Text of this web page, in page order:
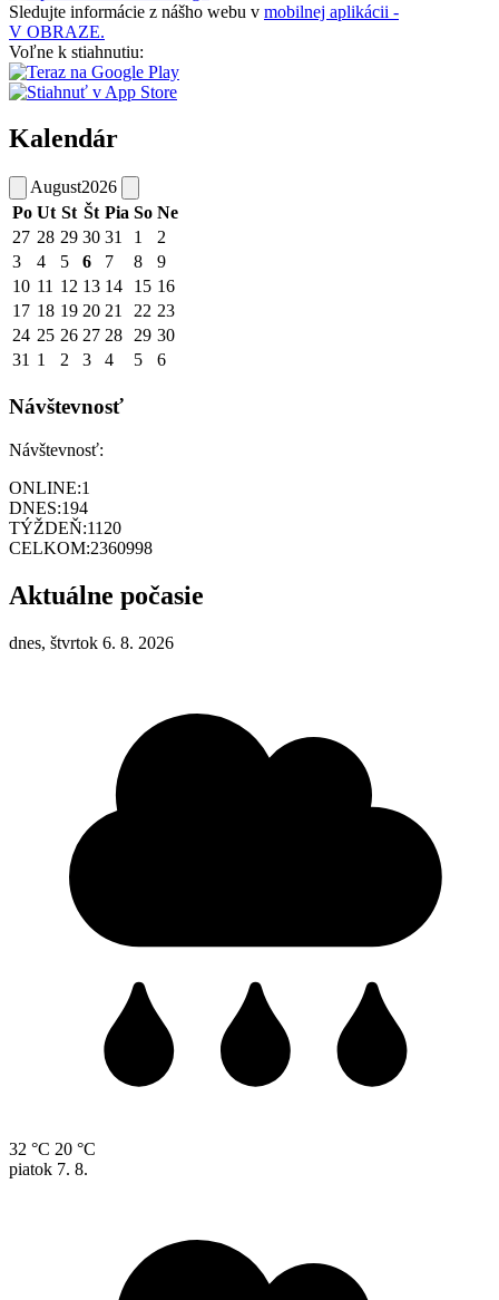
Sledujte informácie z nášho webu v mobilnej aplikácii -
V OBRAZE.
Voľne k stiahnutiu:
Kalendár
August2026
Po Ut St Št Pia So Ne
27 28 29 30 31 1
2
3
4 5 6 7 8
9
10 11 12 13 14 15 16
17 18 19 20 21 22 23
24 25 26 27 28 29 30
31 1 2 3 4 5 6
Návštevnosť
Návštevnosť:
ONLINE:1
DNES:194
TÝŽDEŇ:1120
CELKOM:2360998
Aktuálne počasie
dnes, štvrtok 6. 8. 2026
32 °C 20 °C
piatok 7. 8.